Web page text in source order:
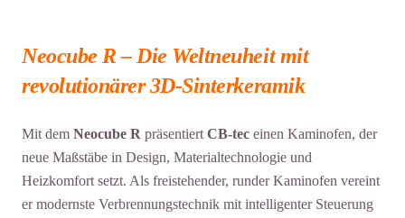
Neocube R – Die Weltneuheit mit
revolutionärer 3D-Sinterkeramik
Mit dem Neocube R präsentiert CB-tec einen Kaminofen, der
neue Maßstäbe in Design, Materialtechnologie und
Heizkomfort setzt. Als freistehender, runder Kaminofen vereint
er modernste Verbrennungstechnik mit intelligenter Steuerung